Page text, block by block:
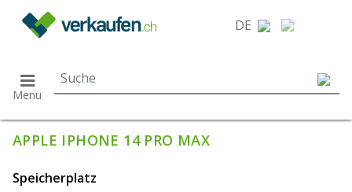
DE
Menu
APPLE IPHONE 14 PRO MAX
Speicherplatz